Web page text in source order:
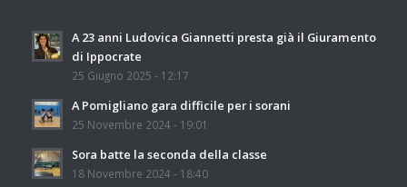
A 23 anni Ludovica Giannetti presta già il Giuramento
di Ippocrate
25 Giugno 2025 - 12:17
A Pomigliano gara difficile per i sorani
25 Novembre 2024 - 19:01
Sora batte la seconda della classe
18 Novembre 2024 - 18:40